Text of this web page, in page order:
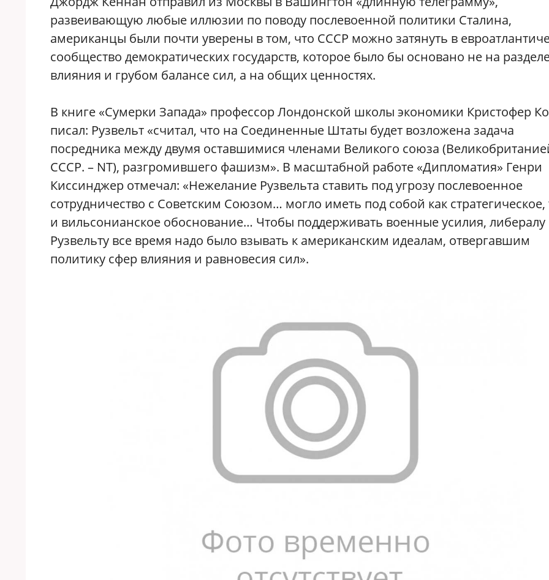
развеивающую любые иллюзии по поводу послевоенной политики Сталина,
американцы были почти уверены в том, что СССР можно затянуть в
сообщество демократических государств, которое было бы основано не на
влияния и грубом балансе сил, а на общих ценностях.
В книге «Сумерки Запада» профессор Лондонской школы экономики Кристофер
писал: Рузвельт «считал, что на Соединенные Штаты будет возложена задача
посредника между двумя оставшимися членами Великого союза
СССР. – NT), разгромившего фашизм». В масштабной работе «Дипломатия» Генри
Киссинджер отмечал: «Нежелание Рузвельта ставить под угрозу послевоенное
сотрудничество с Советским Союзом… могло иметь под собой как стратегическое,
и вильсонианское обоснование… Чтобы поддерживать военные усилия, либералу
Рузвельту все время надо было взывать к американским идеалам, отвергавшим
политику сфер влияния и равновесия сил».